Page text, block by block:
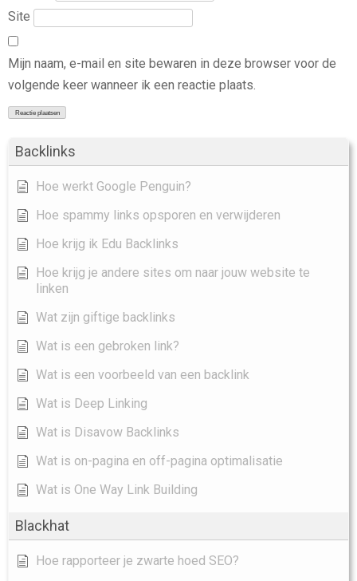
Backlinks
Hoe werkt Google Penguin?
Hoe spammy links opsporen en verwijderen
Hoe krijg ik Edu Backlinks
Hoe krijg je andere sites om naar jouw website te
linken
Wat zijn giftige backlinks
Wat is een gebroken link?
Wat is een voorbeeld van een backlink
Wat is Deep Linking
Wat is Disavow Backlinks
Wat is on-pagina en off-pagina optimalisatie
Wat is One Way Link Building
Blackhat
Hoe rapporteer je zwarte hoed SEO?
Site
Mijn naam, e-mail en site bewaren in deze browser voor de
volgende keer wanneer ik een reactie plaats.